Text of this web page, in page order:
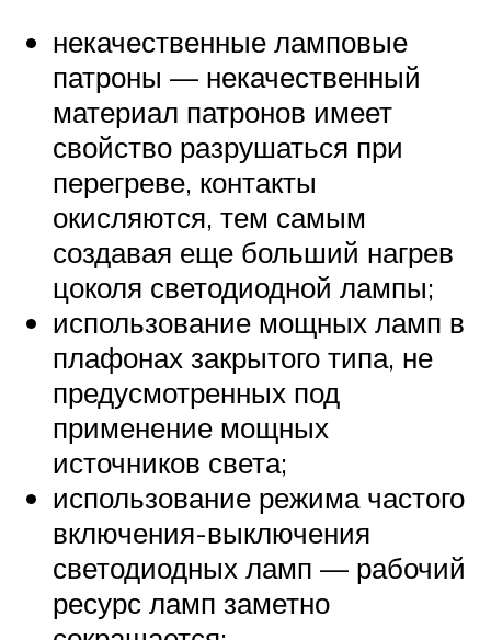
некачественные ламповые
патроны — некачественный
материал патронов имеет
свойство разрушаться при
перегреве, контакты
окисляются, тем самым
создавая еще больший нагрев
цоколя светодиодной лампы;
использование мощных ламп в
плафонах закрытого типа, не
предусмотренных под
применение мощных
источников света;
использование режима частого
включения-выключения
светодиодных ламп — рабочий
ресурс ламп заметно